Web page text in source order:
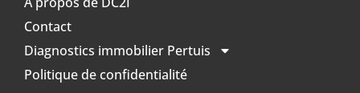
Contact
Diagnostics immobilier Pertuis
Politique de confidentialité